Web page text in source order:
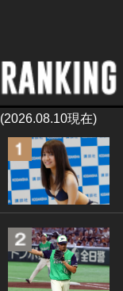
(2026.08.10現在)